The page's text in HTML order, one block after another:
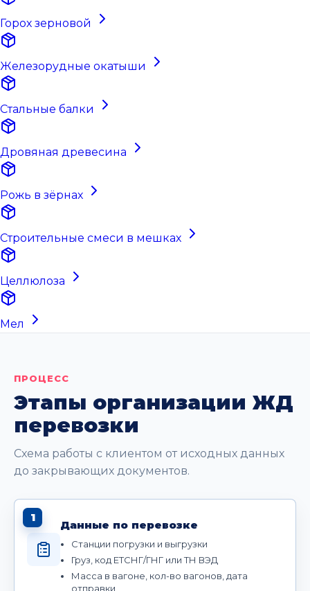
Горох зерновой
Железорудные окатыши
Стальные балки
Дровяная древесина
Рожь в зёрнах
Строительные смеси в мешках
Целлюлоза
Мел
ПРОЦЕСС
Этапы организации ЖД
перевозки
Схема работы с клиентом от исходных данных
до закрывающих документов.
1
Данные по перевозке
Станции погрузки и выгрузки
Груз, код ЕТСНГ/ГНГ или ТН ВЭД
Масса в вагоне, кол-во вагонов, дата
отправки